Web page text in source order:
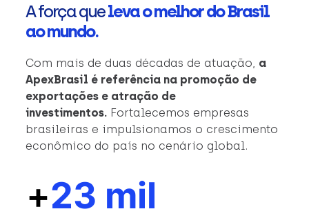
A força queleva o melhor do Brasil
ao mundo.
Com mais de duas décadas de atuação, a
ApexBrasil é referência na promoção de
exportações e atração de
investimentos. Fortalecemos empresas
brasileiras e impulsionamos o crescimento
econômico do país no cenário global.
+23 mil